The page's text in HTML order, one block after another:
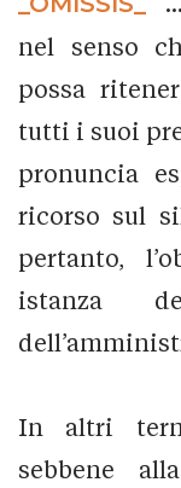
nel senso
possa
tutti i suoi
pronuncia
ricorso sul
pertanto,
istanza
In altri
sebbene